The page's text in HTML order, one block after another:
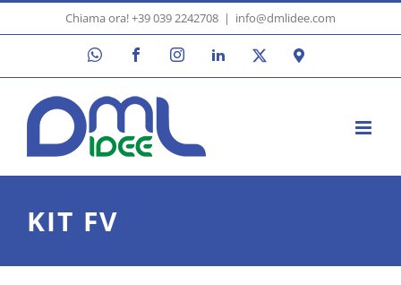
to
Chiama ora! +39 039 2242708 | info@dmlidee.com
WhatsAppFacebookInstagramLinkedIn
Google
KIT FV